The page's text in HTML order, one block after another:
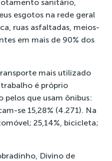
sanitário,
esgotos na rede geral
ruas asfaltadas, meios-
em mais de 90% dos
mais utilizado
é próprio
pelos que usam ônibus:
se 15,28% (4.271). Na
25,14%, bicicleta;
Divino de